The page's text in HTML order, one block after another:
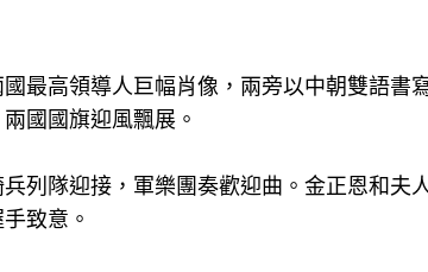
最高領導人巨幅肖像，兩旁以中朝雙語書
國國旗迎風飄展。
列隊迎接，軍樂團奏歡迎曲。金正恩和夫
致意。